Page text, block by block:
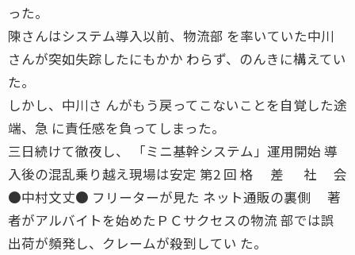
った。
陳さんはシステム導入以前、物流部 を率いていた中川
さんが突如失踪したにもかか わらず、のんきに構えてい
た。
しかし、中川さ んがもう戻ってこないことを自覚した途
端、急 に責任感を負ってしまった。
三日続けて徹夜し、 「ミニ基幹システム」運用開始 導
入後の混乱乗り越え現場は安定 第2 回 格 差 社 会
●中村文丈● フリーターが見た ネット通販の裏側 著
者がアルバイトを始めたＰＣサクセスの物流 部では誤
出荷が頻発し、クレームが殺到してい た。